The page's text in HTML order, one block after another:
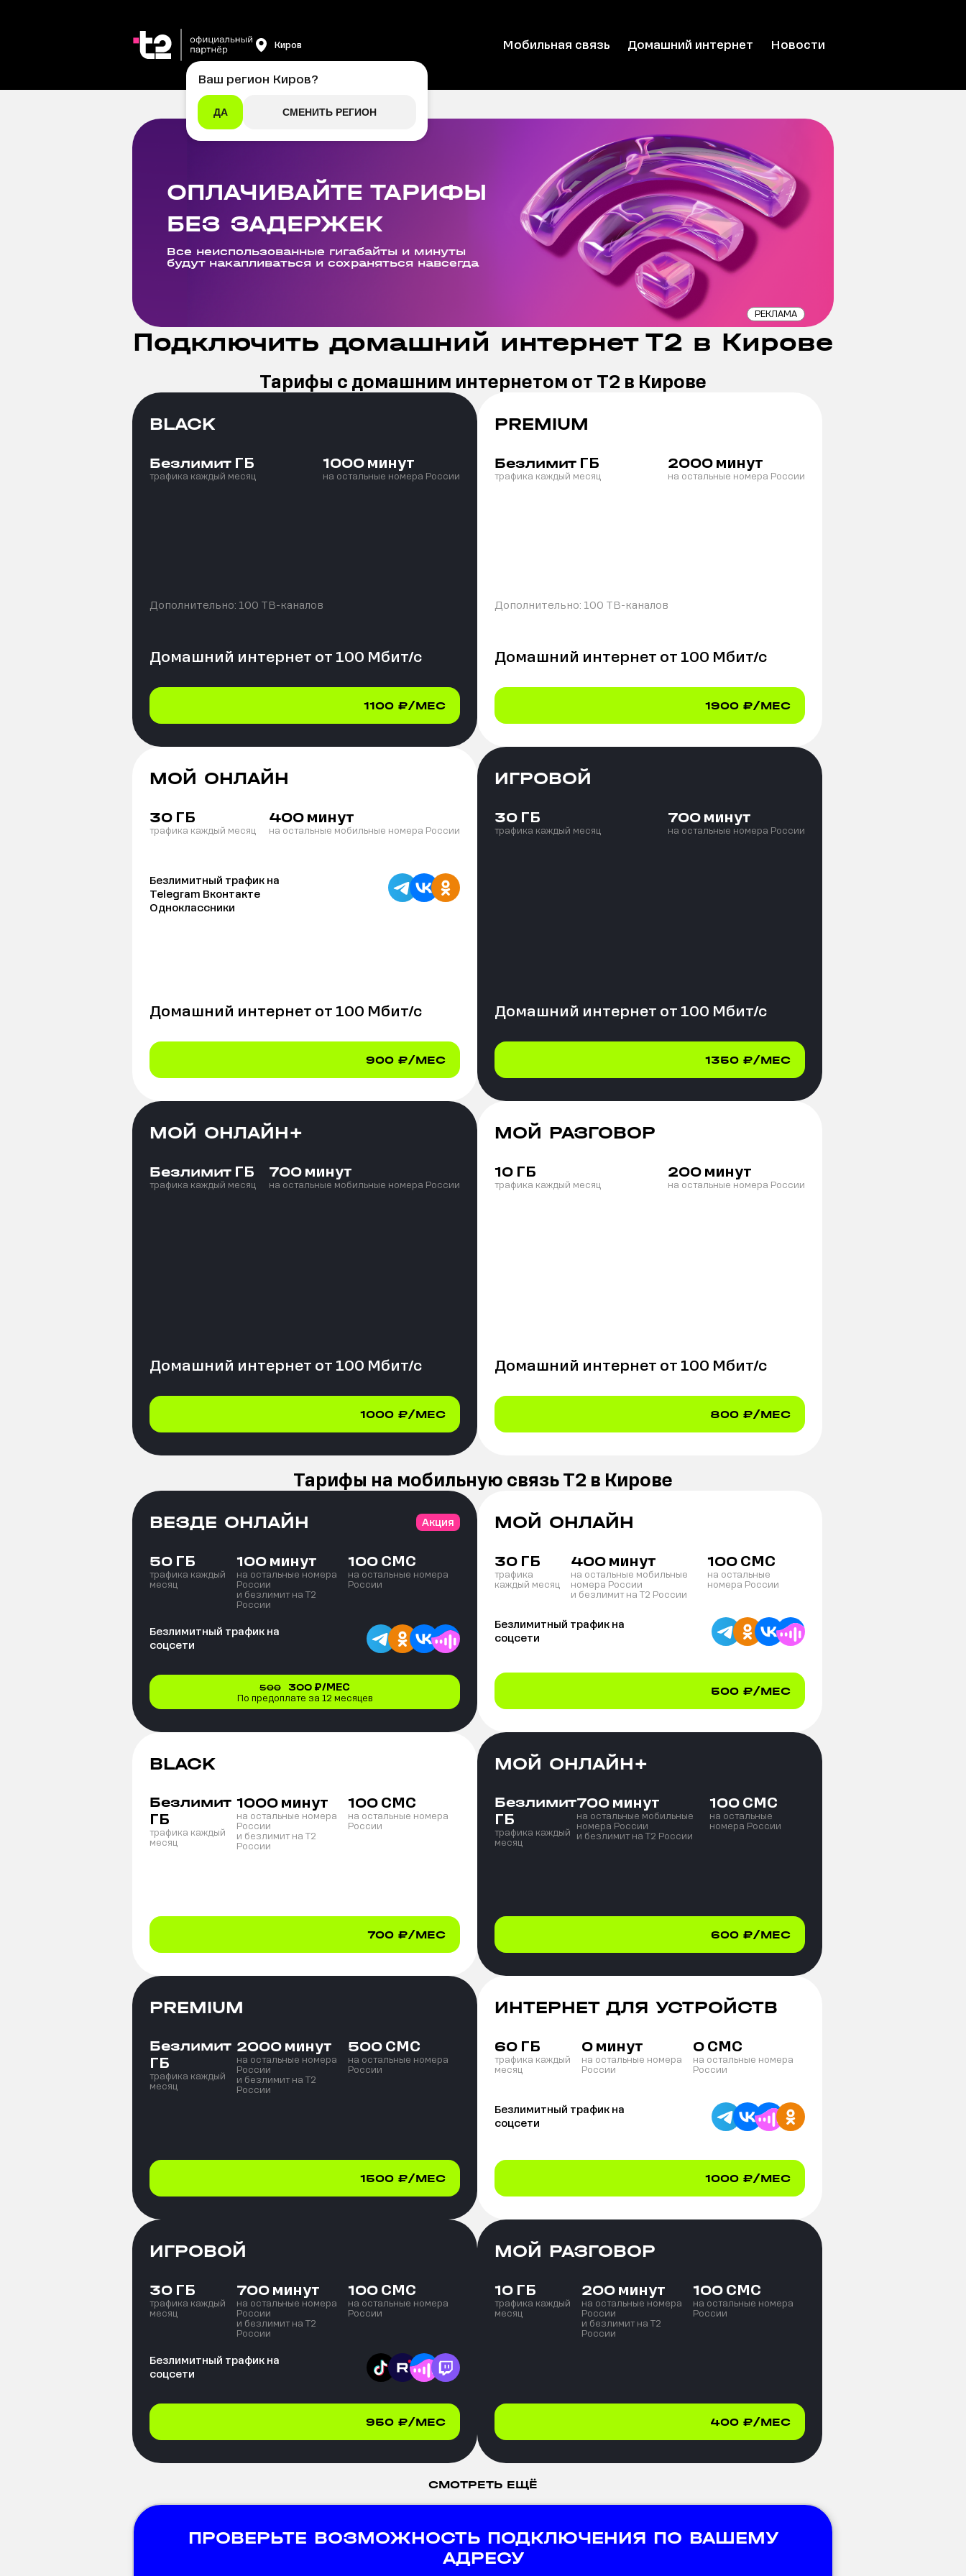
Киров Мобильная связь Домашний интернет Новости
ОПЛАЧИВАЙТЕ ТАРИФЫ
БЕЗ ЗАДЕРЖЕК
Все неиспользованные гигабайты и минуты
будут накапливаться и сохраняться навсегда
РЕКЛАМА
Подключить домашний интернет Т2 в Кирове
Тарифы с домашним интернетом от Т2 в Кирове
BLACK
Безлимит ГБ
трафика каждый месяц
1000 минут
на остальные номера России
Дополнительно: 100 ТВ-каналов
Домашний интернет от 100 Мбит/с
1100 ₽/МЕС
PREMIUM
Безлимит ГБ
трафика каждый месяц
2000 минут
на остальные номера России
Дополнительно: 100 ТВ-каналов
Домашний интернет от 100 Мбит/с
1900 ₽/МЕС
МОЙ ОНЛАЙН
30 ГБ
трафика каждый месяц
400 минут
на остальные мобильные номера России
Безлимитный трафик на
Telegram Вконтакте
Одноклассники
Домашний интернет от 100 Мбит/с
900 ₽/МЕС
ИГРОВОЙ
30 ГБ
трафика каждый месяц
700 минут
на остальные номера России
Домашний интернет от 100 Мбит/с
1350 ₽/МЕС
МОЙ ОНЛАЙН+
Безлимит ГБ
трафика каждый месяц
700 минут
на остальные мобильные номера России
Домашний интернет от 100 Мбит/с
1000 ₽/МЕС
МОЙ РАЗГОВОР
10 ГБ
трафика каждый месяц
200 минут
на остальные номера России
Домашний интернет от 100 Мбит/с
800 ₽/МЕС
Тарифы на мобильную связь Т2 в Кирове
ВЕЗДЕ ОНЛАЙН Акция
50 ГБ
трафика каждый
месяц
100 минут
на остальные номера
России
и безлимит на T2
России
100 СМС
на остальные номера
России
Безлимитный трафик на
соцсети
500 300 ₽/МЕС
По предоплате за 12 месяцев
МОЙ ОНЛАЙН
30 ГБ
трафика
каждый месяц
400 минут
на остальные мобильные
номера России
и безлимит на T2 России
100 СМС
на остальные
номера России
Безлимитный трафик на
соцсети
500 ₽/МЕС
BLACK
Безлимит
ГБ
трафика каждый
месяц
1000 минут
на остальные номера
России
и безлимит на T2
России
100 СМС
на остальные номера
России
700 ₽/МЕС
МОЙ ОНЛАЙН+
Безлимит
ГБ
трафика каждый
месяц
700 минут
на остальные мобильные
номера России
и безлимит на T2 России
100 СМС
на остальные
номера России
600 ₽/МЕС
PREMIUM
Безлимит
ГБ
трафика каждый
месяц
2000 минут
на остальные номера
России
и безлимит на T2
России
500 СМС
на остальные номера
России
1500 ₽/МЕС
ИНТЕРНЕТ ДЛЯ УСТРОЙСТВ
60 ГБ
трафика каждый
месяц
0 минут
на остальные номера
России
0 СМС
на остальные номера
России
Безлимитный трафик на
соцсети
1000 ₽/МЕС
ИГРОВОЙ
30 ГБ
трафика каждый
месяц
700 минут
на остальные номера
России
и безлимит на T2
России
100 СМС
на остальные номера
России
Безлимитный трафик на
соцсети
950 ₽/МЕС
МОЙ РАЗГОВОР
10 ГБ
трафика каждый
месяц
200 минут
на остальные номера
России
и безлимит на T2
России
100 СМС
на остальные номера
России
400 ₽/МЕС
СМОТРЕТЬ ЕЩЁ
ПРОВЕРЬТЕ ВОЗМОЖНОСТЬ ПОДКЛЮЧЕНИЯ ПО ВАШЕМУ
АДРЕСУ
Ваш регион Киров?
ДА СМЕНИТЬ РЕГИОН